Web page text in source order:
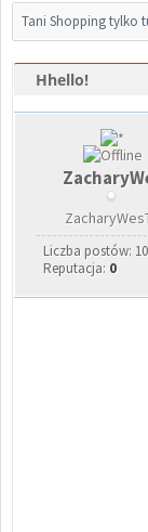
Tani Shopping tylko
głosów - średnia: 0
Hhello!
Liczba postów:
Reputacja: 0